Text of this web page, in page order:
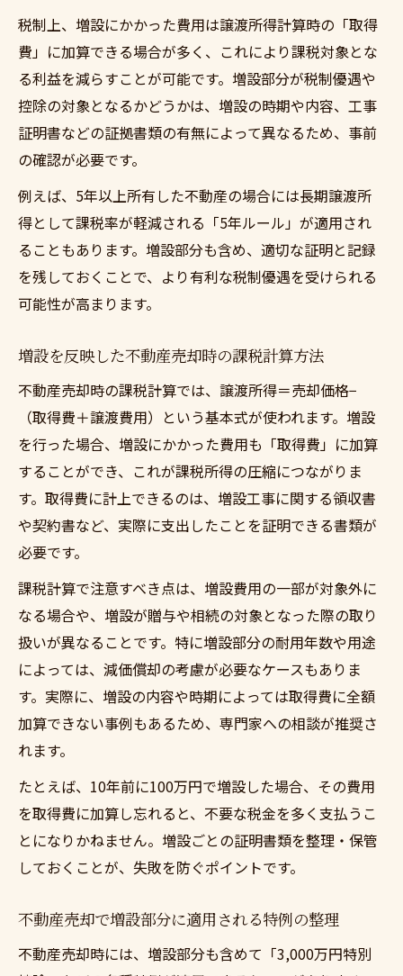
税制上、増設にかかった費用は譲渡所得計算時の「取得
費」に加算できる場合が多く、これにより課税対象とな
る利益を減らすことが可能です。増設部分が税制優遇や
控除の対象となるかどうかは、増設の時期や内容、工事
証明書などの証拠書類の有無によって異なるため、事前
の確認が必要です。
例えば、5年以上所有した不動産の場合には長期譲渡所
得として課税率が軽減される「5年ルール」が適用され
ることもあります。増設部分も含め、適切な証明と記録
を残しておくことで、より有利な税制優遇を受けられる
可能性が高まります。
増設を反映した不動産売却時の課税計算方法
不動産売却時の課税計算では、譲渡所得＝売却価格−
（取得費＋譲渡費用）という基本式が使われます。増設
を行った場合、増設にかかった費用も「取得費」に加算
することができ、これが課税所得の圧縮につながりま
す。取得費に計上できるのは、増設工事に関する領収書
や契約書など、実際に支出したことを証明できる書類が
必要です。
課税計算で注意すべき点は、増設費用の一部が対象外に
なる場合や、増設が贈与や相続の対象となった際の取り
扱いが異なることです。特に増設部分の耐用年数や用途
によっては、減価償却の考慮が必要なケースもありま
す。実際に、増設の内容や時期によっては取得費に全額
加算できない事例もあるため、専門家への相談が推奨さ
れます。
たとえば、10年前に100万円で増設した場合、その費用
を取得費に加算し忘れると、不要な税金を多く支払うこ
とになりかねません。増設ごとの証明書類を整理・保管
しておくことが、失敗を防ぐポイントです。
不動産売却で増設部分に適用される特例の整理
不動産売却時には、増設部分も含めて「3,000万円特別